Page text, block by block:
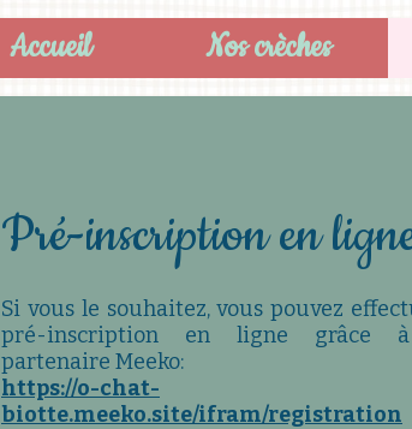
Accueil Nos crèches
Pré-inscription en
Si vous le souhaitez, vous pouvez
pré-inscription en ligne grâce
partenaire Meeko:
https://o-chat-
biotte.meeko.site/ifram/registration